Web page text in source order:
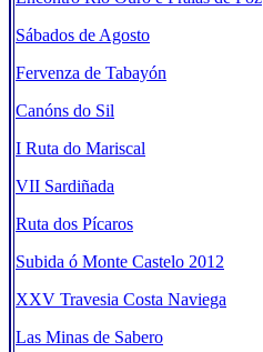
Sábados de Agosto
Fervenza de Tabayón
Canóns do Sil
I Ruta do Mariscal
VII Sardiñada
Ruta dos Pícaros
Subida ó Monte Castelo 2012
XXV Travesia Costa Naviega
Las Minas de Sabero